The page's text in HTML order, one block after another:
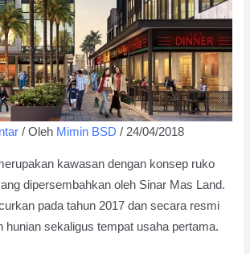
/ Oleh Mimin BSD/ 24/04/2018
kawasan dengan konsep ruko
dipersembahkan oleh Sinar Mas Land.
pada tahun 2017 dan secara resmi
hunian sekaligus tempat usaha pertama.